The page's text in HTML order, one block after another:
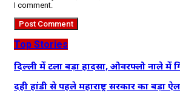
I comment.
Top Stories
दिल्ली में टला बड़ा हादसा, ओवरफ्लो नाले में
दही हांडी से पहले महाराष्ट्र सरकार का बड़ा